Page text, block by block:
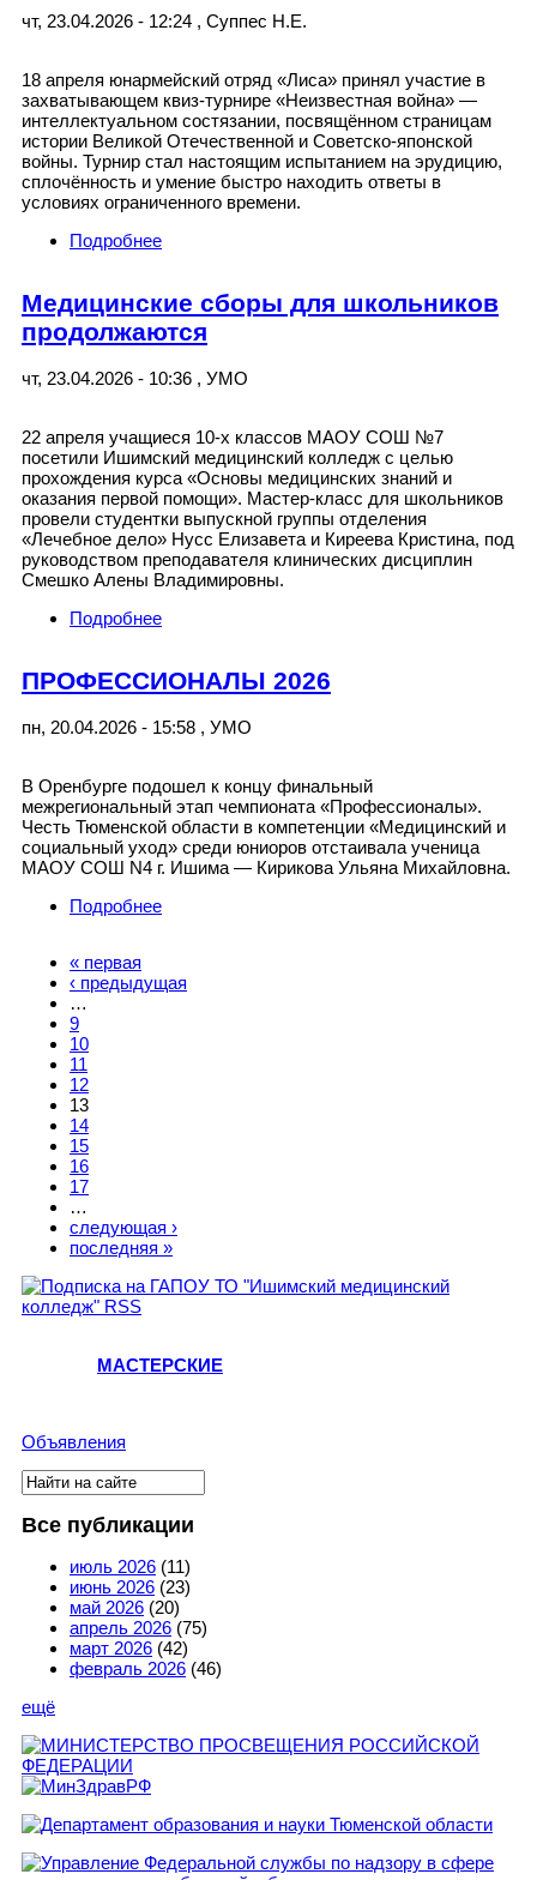
чт, 23.04.2026 - 12:24 , Суппес Н.Е.
18 апреля юнармейский отряд «Лиса» принял участие в
захватывающем квиз‑турнире «Неизвестная война» —
интеллектуальном состязании, посвящённом страницам
истории Великой Отечественной и Советско-японской
войны. Турнир стал настоящим испытанием на эрудицию,
сплочённость и умение быстро находить ответы в
условиях ограниченного времени.
Подробнее
Медицинские сборы для школьников
продолжаются
чт, 23.04.2026 - 10:36 , УМО
22 апреля учащиеся 10-х классов МАОУ СОШ №7
посетили Ишимский медицинский колледж с целью
прохождения курса «Основы медицинских знаний и
оказания первой помощи». Мастер-класс для школьников
провели студентки выпускной группы отделения
«Лечебное дело» Нусс Елизавета и Киреева Кристина, под
руководством преподавателя клинических дисциплин
Смешко Алены Владимировны.
Подробнее
ПРОФЕССИОНАЛЫ 2026
пн, 20.04.2026 - 15:58 , УМО
В Оренбурге подошел к концу финальный
межрегиональный этап чемпионата «Профессионалы».
Честь Тюменской области в компетенции «Медицинский и
социальный уход» среди юниоров отстаивала ученица
МАОУ СОШ N4 г. Ишима — Кирикова Ульяна Михайловна.
Подробнее
Страницы
« первая
‹ предыдущая
…
9
10
11
12
13
14
15
16
17
…
следующая ›
последняя »
МАСТЕРСКИЕ
Объявления
Форма поиска
Поиск
Все публикации
июль 2026 (11)
июнь 2026 (23)
май 2026 (20)
апрель 2026 (75)
март 2026 (42)
февраль 2026 (46)
ещё